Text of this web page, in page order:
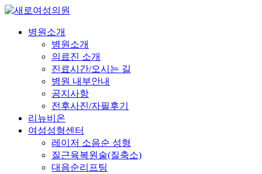
Skip
main
Menu
병원소개
병원소개
의료진 소개
진료시간/오시는 길
병원 내부안내
공지사항
전후사진/자필후기
리뉴비온
여성성형센터
레이저 소음순 성형
질근육복원술(질축소)
대음순리프팅